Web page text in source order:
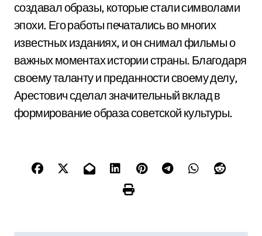
создавал образы, которые стали символами
эпохи. Его работы печатались во многих
известных изданиях, и он снимал фильмы о
важных моментах истории страны. Благодаря
своему таланту и преданности своему делу,
Арестович сделал значительный вклад в
формирование образа советской культуры.